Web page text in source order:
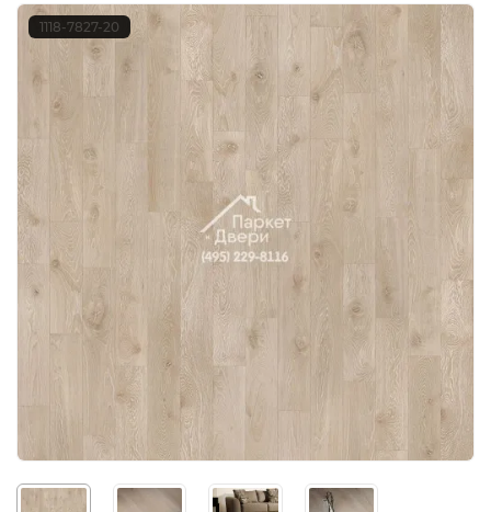
1118-7827-20